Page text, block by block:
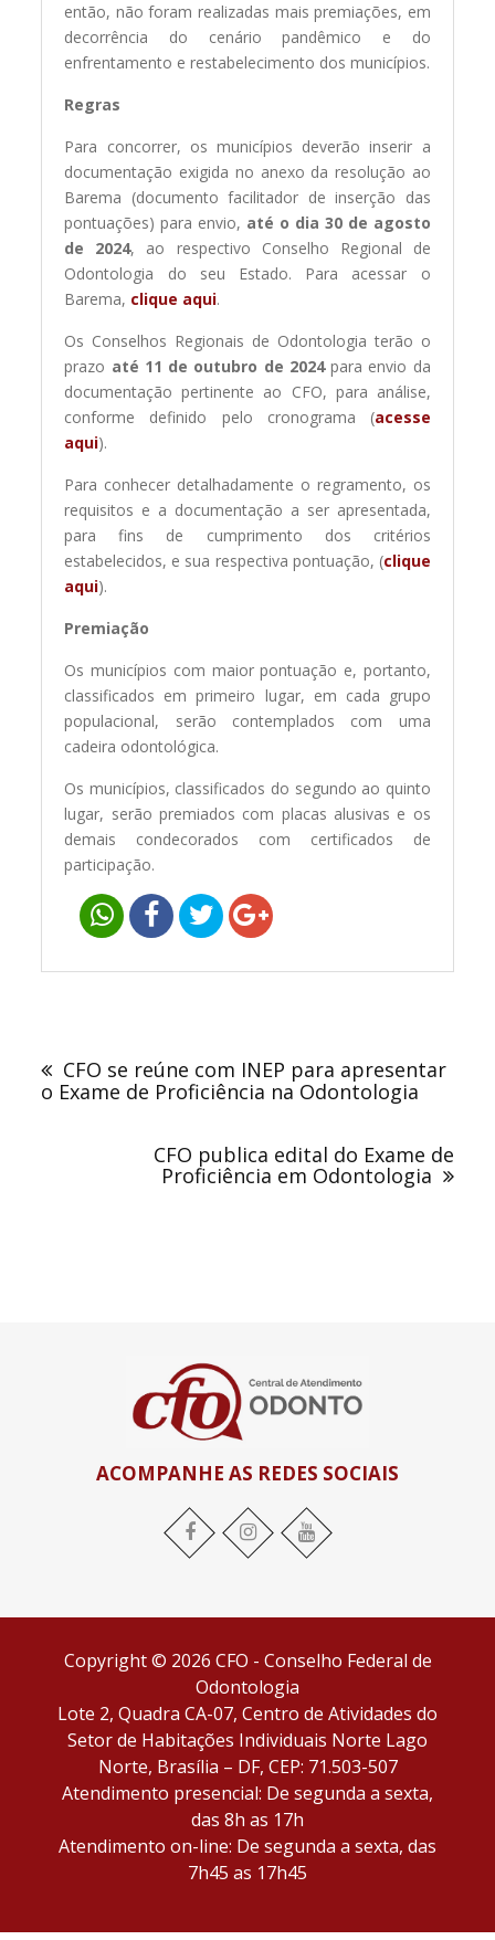
então, não foram realizadas mais premiações, em
decorrência do cenário pandêmico e do
enfrentamento e restabelecimento dos municípios.
Regras
Para concorrer, os municípios deverão inserir a
documentação exigida no anexo da resolução ao
Barema (documento facilitador de inserção das
pontuações) para envio, até o dia 30 de agosto
de 2024, ao respectivo Conselho Regional de
Odontologia do seu Estado. Para acessar o
Barema, clique aqui.
Os Conselhos Regionais de Odontologia terão o
prazo até 11 de outubro de 2024para envio da
documentação pertinente ao CFO, para análise,
conforme definido pelo cronograma (acesse
aqui).
Para conhecer detalhadamente o regramento, os
requisitos e a documentação a ser apresentada,
para fins de cumprimento dos critérios
estabelecidos, e sua respectiva pontuação, (clique
aqui).
Premiação
Os municípios com maior pontuação e, portanto,
classificados em primeiro lugar, em cada grupo
populacional, serão contemplados com uma
cadeira odontológica.
Os municípios, classificados do segundo ao quinto
lugar, serão premiados com placas alusivas e os
demais condecorados com certificados de
participação.
PostCFO se reúne com INEP para apresentar
o Exame de Proficiência na Odontologia
CFO publica edital do Exame de
Proficiência em Odontologia
ACOMPANHE AS REDES SOCIAIS
Facebook Instagram YouTube
Copyright © 2026 CFO - Conselho Federal de
Odontologia
Lote 2, Quadra CA-07, Centro de Atividades do
Setor de Habitações Individuais Norte Lago
Norte, Brasília – DF, CEP: 71.503-507
Atendimento presencial: De segunda a sexta,
das 8h as 17h
Atendimento on-line: De segunda a sexta, das
7h45 as 17h45